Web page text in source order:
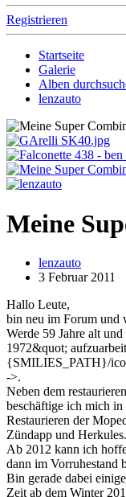
Registrieren
Startseite
Galerie
Alben
lenzauto
Meine
lenzauto
3 Februar 2011
Hallo Leute,
bin neu im Forum und
Werde 59 Jahre alt
1972&quot;
{SMILIES_PATH}/
->.
Neben dem
beschäftige ich mich
Restaurieren der
Zündapp und Herkules.
Ab 2012 kann ich
dann im Vorruhestand
Bin gerade dabei
Zeit ab dem Winter